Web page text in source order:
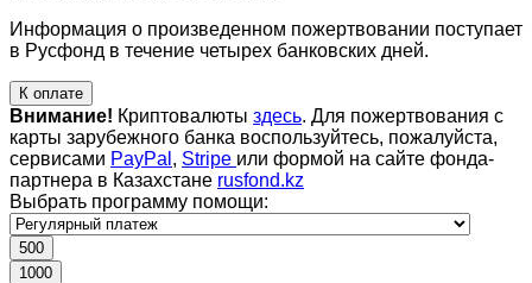
Информация о произведенном пожертвовании поступает
в Русфонд в течение четырех банковских дней.
К оплате
Внимание! Криптовалюты здесь. Для пожертвования с
карты зарубежного банка воспользуйтесь, пожалуйста,
сервисами PayPal , Stripe или формой на сайте фонда-
партнера в Казахстане rusfond.kz
Выбрать программу помощи:
500
1000